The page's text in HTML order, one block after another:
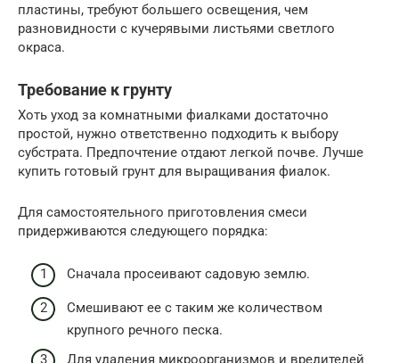
пластины, требуют большего освещения, чем
разновидности с кучерявыми листьями светлого
окраса.
Требование к грунту
Хоть уход за комнатными фиалками достаточно
простой, нужно ответственно подходить к выбору
субстрата. Предпочтение отдают легкой почве. Лучше
купить готовый грунт для выращивания фиалок.
Для самостоятельного приготовления смеси
придерживаются следующего порядка:
Сначала просеивают садовую землю.
Смешивают ее с таким же количеством
крупного речного песка.
Для удаления микроорганизмов и вредителей